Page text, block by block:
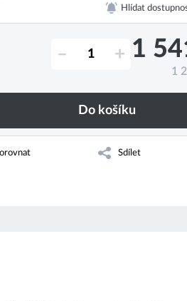
Hlídat
– + 1
1
Do košíku
Sdílet